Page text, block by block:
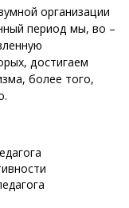
организации
период мы, во –
достигаем
более того,